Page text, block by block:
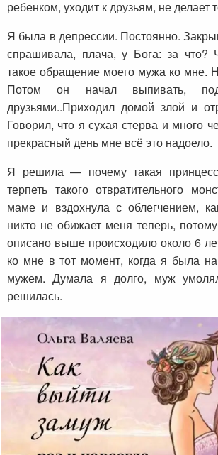
ребенком, уходит к друзьям, не делает
Я была в депрессии. Постоянно.
спрашивала, плача, у Бога: за что?
такое обращение моего мужа ко мне.
Потом он начал выпивать,
друзьями..Приходил домой злой и
Говорил, что я сухая стерва и много
прекрасный день мне всё это надоело.
Я решила — почему такая
терпеть такого отвратительного
маме и вздохнула с облегчением,
никто не обижает меня теперь,
описано выше происходило около 6
ко мне в тот момент, когда я была
мужем. Думала я долго, муж
решилась.